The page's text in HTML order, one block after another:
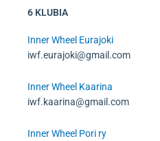
6 KLUBIA
Inner Wheel Eurajoki
iwf.eurajoki@gmail.com
Inner Wheel Kaarina
iwf.kaarina@gmail.com
Inner Wheel Pori ry